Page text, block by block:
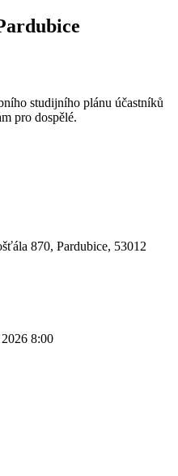
studijního plánu účastníků
pro dospělé.
870, Pardubice, 53012
8:00